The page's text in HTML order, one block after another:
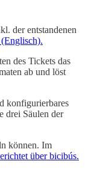
der entstandenen
des Tickets das
ab und löst
konfigurierbares
drei Säulen der
können. Im
über bicibús.